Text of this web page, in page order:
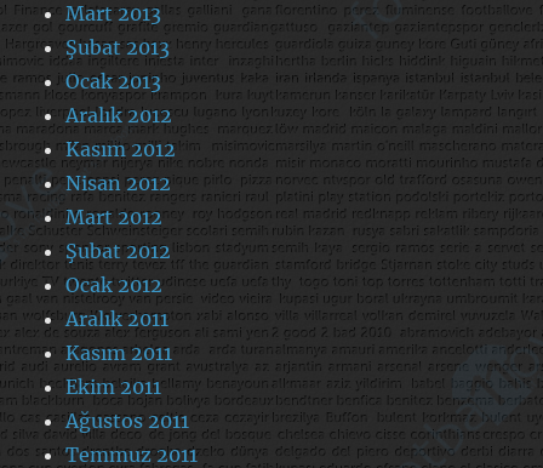
Mart 2013
Şubat 2013
Ocak 2013
Aralık 2012
Kasım 2012
Nisan 2012
Mart 2012
Şubat 2012
Ocak 2012
Aralık 2011
Kasım 2011
Ekim 2011
Ağustos 2011
Temmuz 2011